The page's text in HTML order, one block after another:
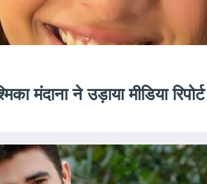
मंदाना ने उड़ाया मीडिया